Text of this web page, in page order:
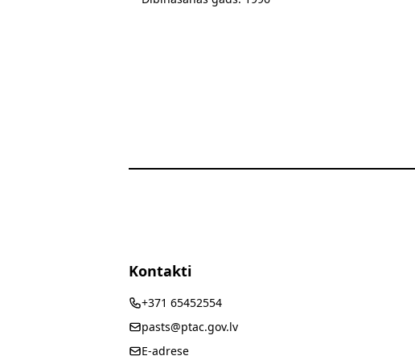
Kontakti
+371 65452554
pasts@ptac.gov.lv
E-adrese